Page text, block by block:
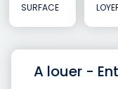
SURFACE
A louer -